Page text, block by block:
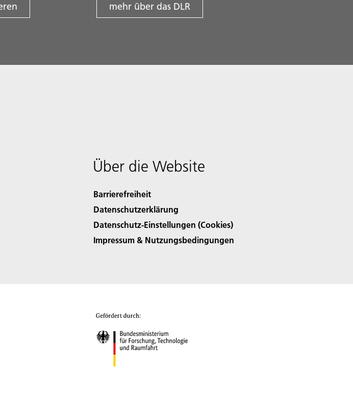
mehr über das DLR
Über die Website
Barrierefreiheit
Datenschutzerklärung
Datenschutz-Einstellungen (Cookies)
Impressum & Nutzungsbedingungen